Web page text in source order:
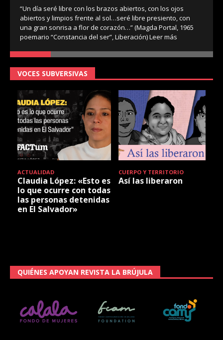
“Un día seré libre con los brazos abiertos, con los ojos
abiertos y limpios frente al sol…seré libre presiento, con
una gran sonrisa a flor de corazón…” (Magda Portal, 1965
poemario “Constancia del ser”, Liberación)Leer más
VOCES SUBVERSIVAS
ACTUALIDAD
Claudia López: «Esto es
lo que ocurre con todas
las personas detenidas
en El Salvador»
CUERPO Y TERRITORIO
Así las liberaron
QUIÉNES APOYAN REVISTA LA BRÚJULA